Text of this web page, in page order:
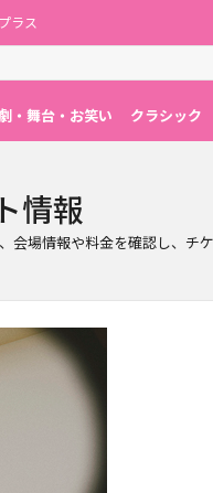
ラス
・舞台・お笑い クラシック
情報
場情報や料金を確認し、チ